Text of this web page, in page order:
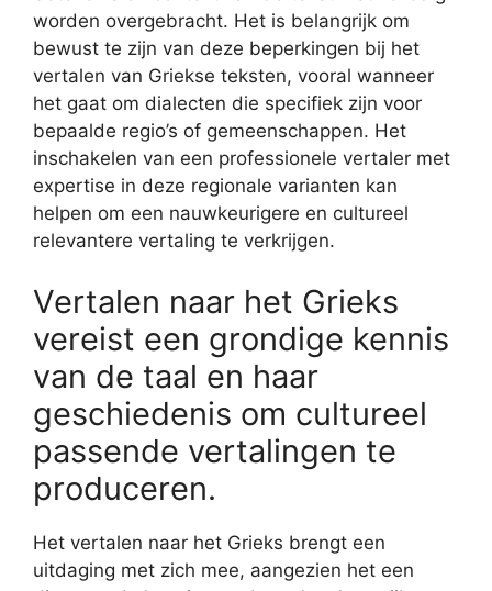
worden overgebracht. Het is belangrijk om
bewust te zijn van deze beperkingen bij het
vertalen van Griekse teksten, vooral wanneer
het gaat om dialecten die specifiek zijn voor
bepaalde regio’s of gemeenschappen. Het
inschakelen van een professionele vertaler met
expertise in deze regionale varianten kan
helpen om een nauwkeurigere en cultureel
relevantere vertaling te verkrijgen.
Vertalen naar het Grieks
vereist een grondige kennis
van de taal en haar
geschiedenis om cultureel
passende vertalingen te
produceren.
Het vertalen naar het Grieks brengt een
uitdaging met zich mee, aangezien het een